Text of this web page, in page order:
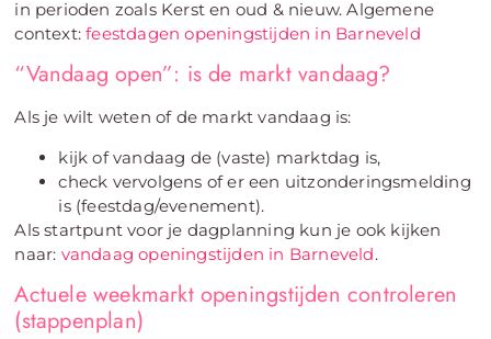
in perioden zoals Kerst en oud & nieuw. Algemene
context:feestdagen openingstijden in Barneveld
“Vandaag open”: is de markt vandaag?
Als je wilt weten of de markt vandaag is:
kijk of vandaag de (vaste) marktdag is,
check vervolgens of er een uitzonderingsmelding
is (feestdag/evenement).
Als startpunt voor je dagplanning kun je ook kijken
naar: vandaag openingstijden in Barneveld.
Actuele weekmarkt openingstijden controleren
(stappenplan)